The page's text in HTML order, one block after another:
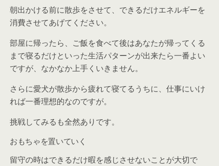
朝出かける前に散歩をさせて、できるだけエネルギーを
消費させてあげてください。
部屋に帰ったら、ご飯を食べて後はあなたが帰ってくる
まで寝るだけといった生活パターンが出来たら一番よい
ですが、なかなか上手くいきません。
さらに愛犬が散歩から疲れて寝てるうちに、仕事にいけ
れば一番理想的なのですが。
挑戦してみるも全然ありです。
おもちゃを置いていく
留守の時はできるだけ暇を感じさせないことが大切で